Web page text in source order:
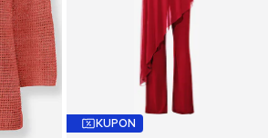
KUPON